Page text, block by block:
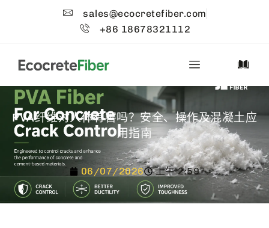
sales@ecocretefiber.com
+86 18678321112
PVA纤维对人体有害吗？安全、操作及混凝土应
用指南
06/07/2026 上午 2:59